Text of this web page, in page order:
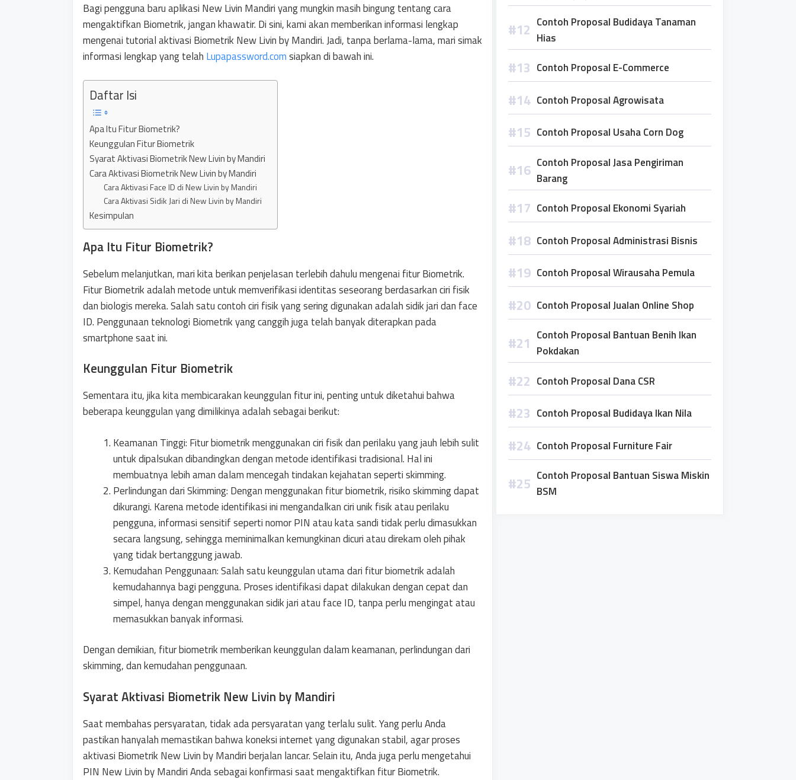
Bagi pengguna baru aplikasi New Livin Mandiri yang mungkin masih bingung tentang cara
mengaktifkan Biometrik, jangan khawatir. Di sini, kami akan memberikan informasi lengkap
mengenai tutorial aktivasi Biometrik New Livin by Mandiri. Jadi, tanpa berlama-lama, mari simak
informasi lengkap yang telah Lupapassword.comsiapkan di bawah ini.
Daftar Isi
Apa Itu Fitur Biometrik?
Keunggulan Fitur Biometrik
Syarat Aktivasi Biometrik New Livin by Mandiri
Cara Aktivasi Biometrik New Livin by Mandiri
Cara Aktivasi Face ID di New Livin by Mandiri
Cara Aktivasi Sidik Jari di New Livin by Mandiri
Kesimpulan
Apa Itu Fitur Biometrik?
Sebelum melanjutkan, mari kita berikan penjelasan terlebih dahulu mengenai fitur Biometrik.
Fitur Biometrik adalah metode untuk memverifikasi identitas seseorang berdasarkan ciri fisik
dan biologis mereka. Salah satu contoh ciri fisik yang sering digunakan adalah sidik jari dan face
ID. Penggunaan teknologi Biometrik yang canggih juga telah banyak diterapkan pada
smartphone saat ini.
Keunggulan Fitur Biometrik
Sementara itu, jika kita membicarakan keunggulan fitur ini, penting untuk diketahui bahwa
beberapa keunggulan yang dimilikinya adalah sebagai berikut:
Keamanan Tinggi: Fitur biometrik menggunakan ciri fisik dan perilaku yang jauh lebih sulit
untuk dipalsukan dibandingkan dengan metode identifikasi tradisional. Hal ini
membuatnya lebih aman dalam mencegah tindakan kejahatan seperti skimming.
Perlindungan dari Skimming: Dengan menggunakan fitur biometrik, risiko skimming dapat
dikurangi. Karena metode identifikasi ini mengandalkan ciri unik fisik atau perilaku
pengguna, informasi sensitif seperti nomor PIN atau kata sandi tidak perlu dimasukkan
secara langsung, sehingga meminimalkan kemungkinan dicuri atau direkam oleh pihak
yang tidak bertanggung jawab.
Kemudahan Penggunaan: Salah satu keunggulan utama dari fitur biometrik adalah
kemudahannya bagi pengguna. Proses identifikasi dapat dilakukan dengan cepat dan
simpel, hanya dengan menggunakan sidik jari atau face ID, tanpa perlu mengingat atau
memasukkan banyak informasi.
Dengan demikian, fitur biometrik memberikan keunggulan dalam keamanan, perlindungan dari
skimming, dan kemudahan penggunaan.
Syarat Aktivasi Biometrik New Livin by Mandiri
Saat membahas persyaratan, tidak ada persyaratan yang terlalu sulit. Yang perlu Anda
pastikan hanyalah memastikan bahwa koneksi internet yang digunakan stabil, agar proses
aktivasi Biometrik New Livin by Mandiri berjalan lancar. Selain itu, Anda juga perlu mengetahui
PIN New Livin by Mandiri Anda sebagai konfirmasi saat mengaktifkan fitur Biometrik.
Contoh Proposal Budidaya Tanaman
Hias
Contoh Proposal E-Commerce
Contoh Proposal Agrowisata
Contoh Proposal Usaha Corn Dog
Contoh Proposal Jasa Pengiriman
Barang
Contoh Proposal Ekonomi Syariah
Contoh Proposal Administrasi Bisnis
Contoh Proposal Wirausaha Pemula
Contoh Proposal Jualan Online Shop
Contoh Proposal Bantuan Benih Ikan
Pokdakan
Contoh Proposal Dana CSR
Contoh Proposal Budidaya Ikan Nila
Contoh Proposal Furniture Fair
Contoh Proposal Bantuan Siswa Miskin
BSM